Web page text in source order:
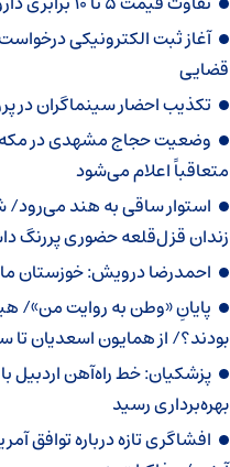
آغاز ثبت الکترونیکی
قضایی
تکذیب احضار سینماگران در
وضعیت حجاج مشهدی در
متعاقباً اعلام می‌شود
استوار ساقی به هند می‌رود/
زندان قزل‌قلعه حضوری پررنگ
احمدرضا درویش:‌ خوزستان
پایانِ «وطن به روایت من»/
بودند؟/ از همایون اسعدیان تا
پزشکیان: خط راه‌آهن اردبیل
بهره‌برداری رسید
افشاگری تازه درباره توافق